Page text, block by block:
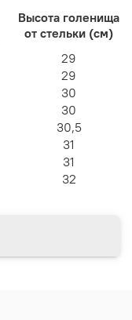
Высота голенища
от стельки (см)
29
29
30
30
30,5
31
31
32